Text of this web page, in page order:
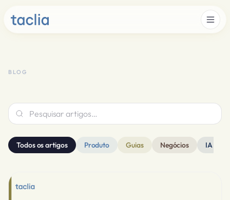
BLOG
Pesquisar artigos…
Todos os artigos Produto Guias Negócios IA